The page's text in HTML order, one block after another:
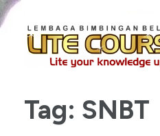
Lompat
konten
Enter)
Tag: SNBT